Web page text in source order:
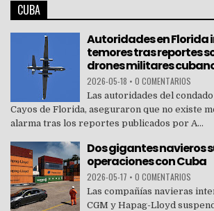
CUBA
Autoridades en
temores tras reportes
drones militares
2026-05-18 • 0 COMENTARIOS
Las autoridades del
Cayos de Florida, aseguraron que no existe
alarma tras los reportes publicados por A...
Dos gigantes navieros
operaciones con Cuba
2026-05-17 • 0 COMENTARIOS
Las compañías navieras
CGM y Hapag-Lloyd